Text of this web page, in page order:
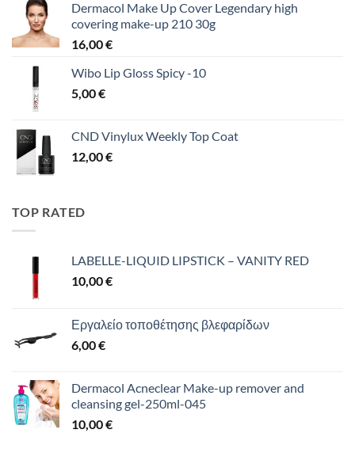
Dermacol Make Up Cover Legendary high
covering make-up 210 30g
16,00€
Wibo Lip Gloss Spicy -10
5,00€
CND Vinylux Weekly Top Coat
12,00€
TOP RATED
LABELLE-LIQUID LIPSTICK – VANITY RED
10,00€
Εργαλείο τοποθέτησης βλεφαρίδων
6,00€
Dermacol Acneclear Make-up remover and
cleansing gel-250ml-045
10,00€